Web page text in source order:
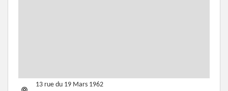
13 rue du 19 Mars 1962